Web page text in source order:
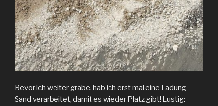
Bevor ich weiter grabe, hab ich erst mal eine Ladung
Sand verarbeitet, damit es wieder Platz gibt! Lustig: